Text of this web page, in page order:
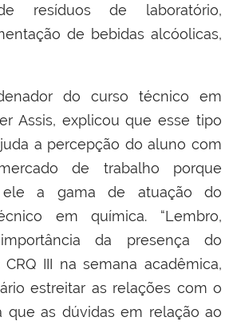
resíduos de laboratório,
de bebidas alcóolicas,
do curso técnico em
Assis, explicou que esse tipo
a percepção do aluno com
de trabalho porque
ele a gama de atuação do
em química. “Lembro,
da presença do
III na semana acadêmica,
estreitar as relações com o
que as dúvidas em relação ao